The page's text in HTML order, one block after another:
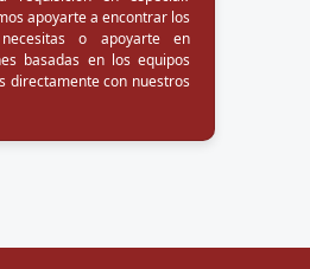
apoyarte a encontrar los
o apoyarte en
basadas en los equipos
directamente con nuestros